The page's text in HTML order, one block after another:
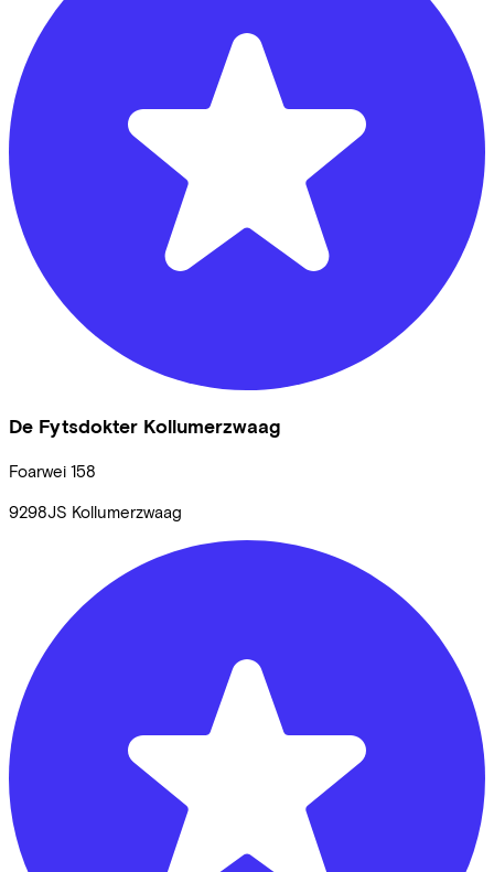
De Fytsdokter Kollumerzwaag
Foarwei 158
9298JS Kollumerzwaag